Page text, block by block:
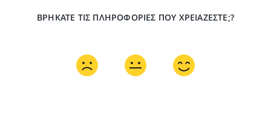
ΒΡΉΚΑΤΕ ΤΙΣ ΠΛΗΡΟΦΟΡΊΕΣ ΠΟΥ ΧΡΕΙΆΖΕΣΤΕ;?